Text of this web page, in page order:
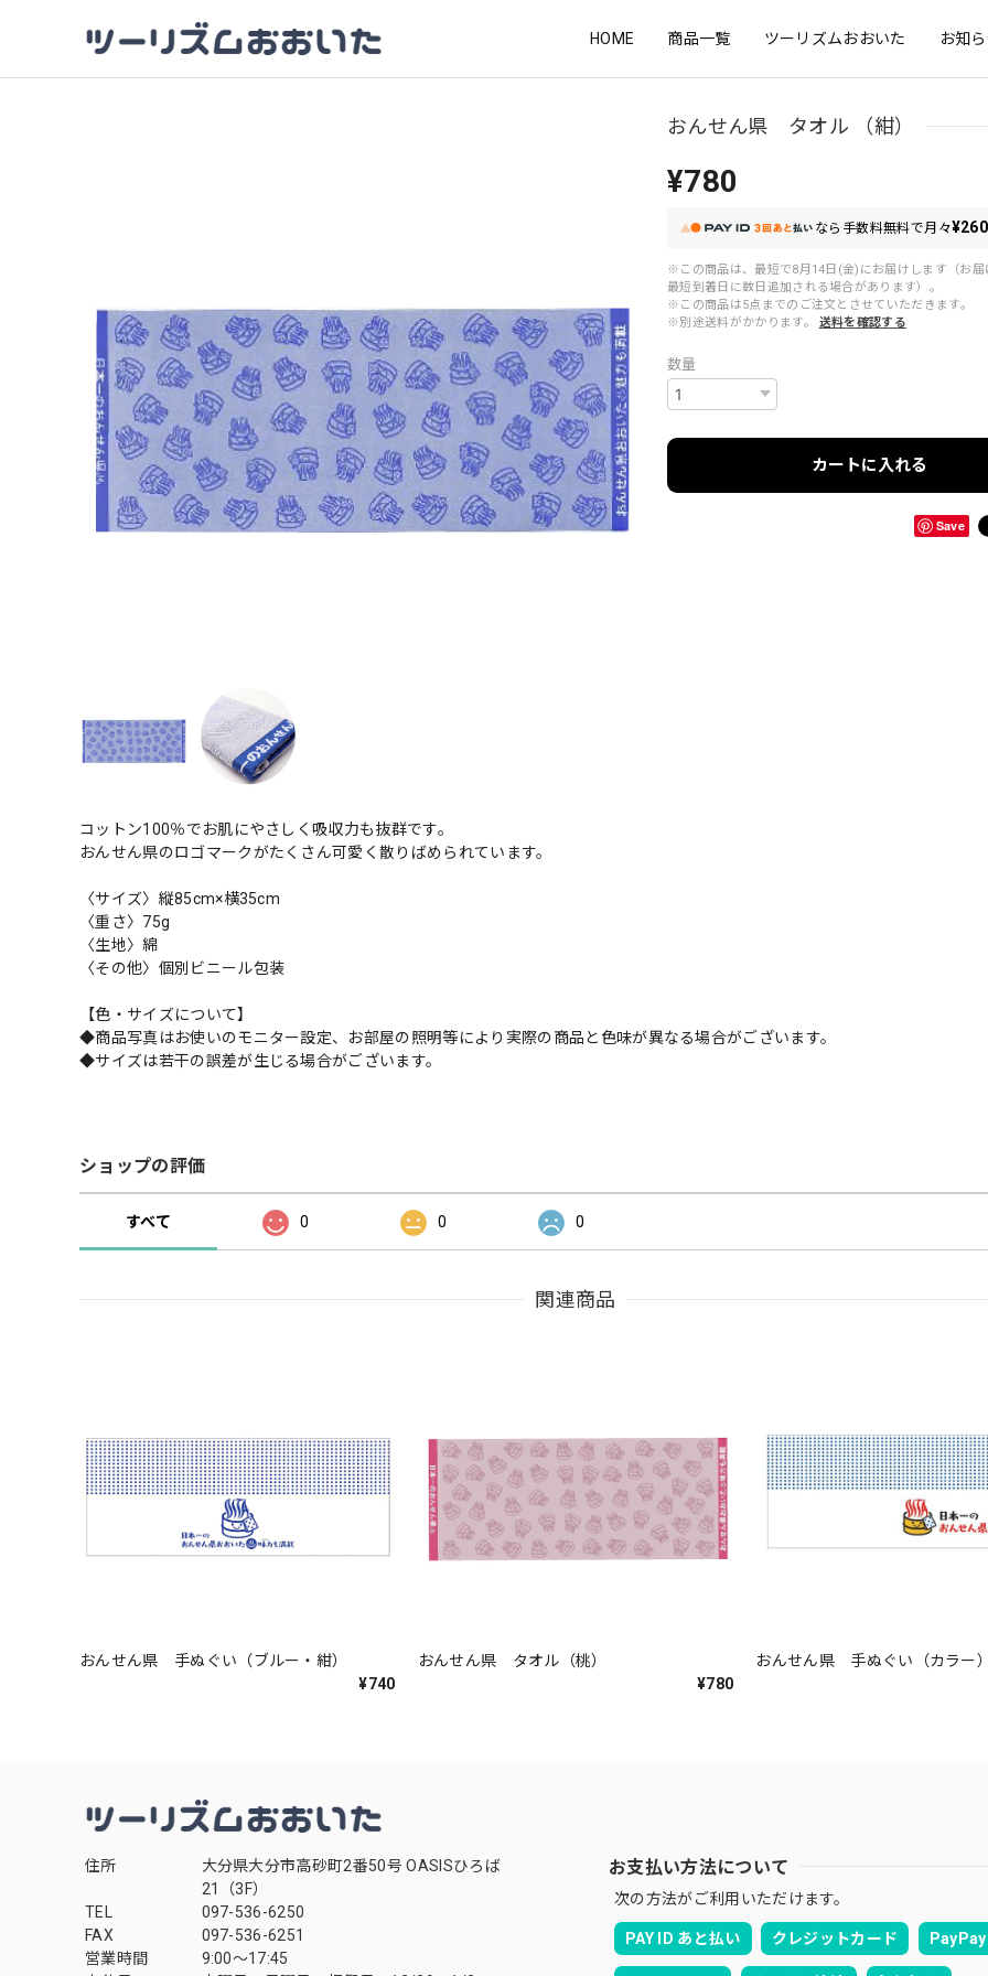
HOME 商品一覧 ツーリズムおおいた お知
おんせん県 タオル （紺）
¥780
なら 手数料無料で月々¥260
※この商品は、最短で8月14日(金)にお届けします（お届
最短到着日に数日追加される場合があります）。
※この商品は5点までのご注文とさせていただきます。
※別途送料がかかります。
送料を確認する
数量
カートに入れる
Save
コットン100％でお肌にやさしく吸収力も抜群です。
おんせん県のロゴマークがたくさん可愛く散りばめられています。
〈サイズ〉縦85cm×横35cm
〈重さ〉75g
〈生地〉綿
〈その他〉個別ビニール包装
【色・サイズについて】
◆商品写真はお使いのモニター設定、お部屋の照明等により実際の商品と色味が異なる場合がございます。
◆サイズは若干の誤差が生じる場合がございます。
ショップの評価
すべて 0 0 0
関連商品
おんせん県 手ぬぐい（ブルー・紺）
¥740
おんせん県 タオル（桃）
¥780
おんせん県 手ぬぐい（カラー
住所
大分県大分市高砂町2番50号 OASISひろば
21（3F）
TEL
097-536-6250
FAX
097-536-6251
営業時間
9:00～17:45
お支払い方法について
次の方法がご利用いただけます。
PAY ID あと払い クレジットカード PayPay